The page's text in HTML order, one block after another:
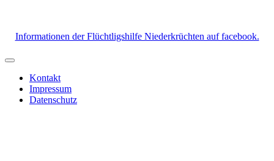
Informationen der Flüchtligshilfe Niederkrüchten auf facebook.
Kontakt
Impressum
Datenschutz